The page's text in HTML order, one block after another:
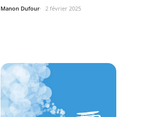
Manon Dufour 2 février 2025